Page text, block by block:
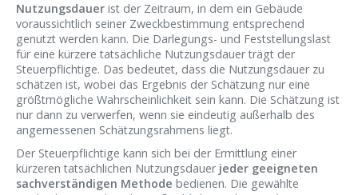
Nutzungsdauer ist der Zeitraum, in dem ein Gebäude
voraussichtlich seiner Zweckbestimmung entsprechend
genutzt werden kann. Die Darlegungs- und Feststellungslast
für eine kürzere tatsächliche Nutzungsdauer trägt der
Steuerpflichtige. Das bedeutet, dass die Nutzungsdauer zu
schätzen ist, wobei das Ergebnis der Schätzung nur eine
größtmögliche Wahrscheinlichkeit sein kann. Die Schätzung ist
nur dann zu verwerfen, wenn sie eindeutig außerhalb des
angemessenen Schätzungsrahmens liegt.
Der Steuerpflichtige kann sich bei der Ermittlung einer
kürzeren tatsächlichen Nutzungsdauer jeder geeigneten
sachverständigen Methode bedienen. Die gewählte